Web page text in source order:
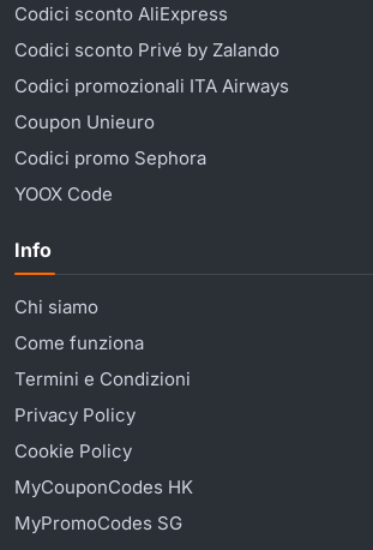
Codici sconto AliExpress
Codici sconto Privé by Zalando
Codici promozionali ITA Airways
Coupon Unieuro
Codici promo Sephora
YOOX Code
Info
Chi siamo
Come funziona
Termini e Condizioni
Privacy Policy
Cookie Policy
MyCouponCodes HK
MyPromoCodes SG